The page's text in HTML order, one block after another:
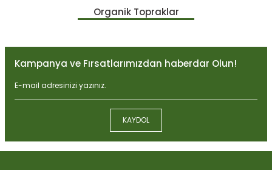
Bu ürünün fiyat bilgisi, resim, ürün açıklamalarında ve diğer
konularda yetersiz gördüğünüz noktaları öneri formunu kullanarak
Ürün resmi kalitesiz, bozuk veya görüntülenemiyor.
Ürün açıklamasında eksik bilgiler bulunuyor.
Ürün bilgilerinde hatalar bulunuyor.
Ürün fiyatı diğer sitelerden daha pahalı.
Bu ürüne benzer farklı alternatifler olmalı.
Organik Topraklar
Kampanya ve Fırsatlarımızdan haberdar Olun!
KAYDOL